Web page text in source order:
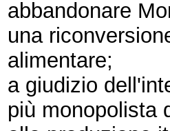
abbandonare
una
alimentare;
a giudizio
più monopolista